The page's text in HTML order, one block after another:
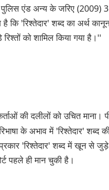
एंड अन्य के जरिए (2009)
है कि 'रिश्तेदार' शब्द का अर्थ
को शामिल किया गया है।''
की दलीलों को उचित
के अभाव में 'रिश्तेदार'
'रिश्तेदार' शब्द में खून से
पहले ही मान चुकी है।